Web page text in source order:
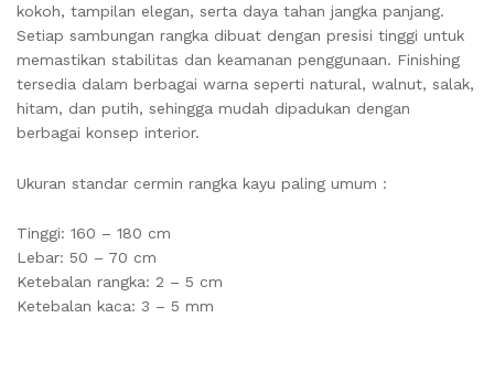
kokoh, tampilan elegan, serta daya tahan jangka panjang.
Setiap sambungan rangka dibuat dengan presisi tinggi untuk
memastikan stabilitas dan keamanan penggunaan. Finishing
tersedia dalam berbagai warna seperti natural, walnut, salak,
hitam, dan putih, sehingga mudah dipadukan dengan
berbagai konsep interior.
Ukuran standar cermin rangka kayu paling umum :
Tinggi: 160 – 180 cm
Lebar: 50 – 70 cm
Ketebalan rangka: 2 – 5 cm
Ketebalan kaca: 3 – 5 mm